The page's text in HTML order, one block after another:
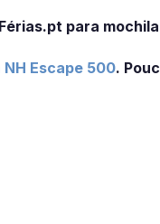
para
Escape 500.